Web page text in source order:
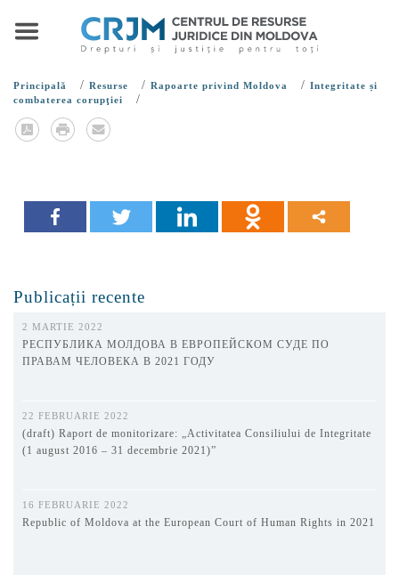
Principală / Resurse / Rapoarte privind Moldova / Integritate și
combaterea corupţiei
/
Publicații recente
2 MARTIE 2022
РЕСПУБЛИКА МОЛДОВА В ЕВРОПЕЙСКОМ СУДЕ ПО
ПРАВАМ ЧЕЛОВЕКА В 2021 ГОДУ
22 FEBRUARIE 2022
(draft) Raport de monitorizare: „Activitatea Consiliului de Integritate
(1 august 2016 – 31 decembrie 2021)”
16 FEBRUARIE 2022
Republic of Moldova at the European Court of Human Rights in 2021